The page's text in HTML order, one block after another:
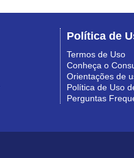
Política de
Termos de Uso
Conheça o
Orientações de
Política de Uso
Perguntas